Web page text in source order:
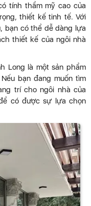
tính thẩm mỹ cao của
thiết kế tinh tế. Với
bạn có thể dễ dàng lựa
thiết kế của ngôi nhà
Long là một sản phẩm
bạn đang muốn tìm
trí cho ngôi nhà của
có được sự lựa chọn